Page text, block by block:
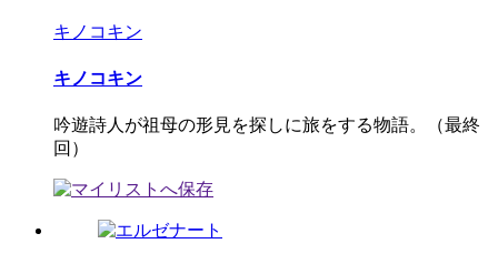
キノコキン
キノコキン
吟遊詩人が祖母の形見を探しに旅をする物語。（最終
回）